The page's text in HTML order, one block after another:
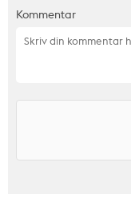
Kommentar